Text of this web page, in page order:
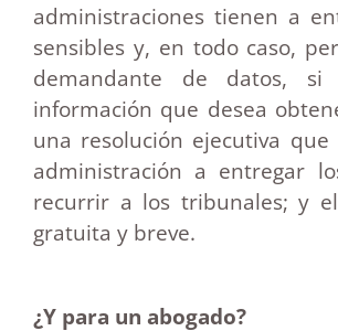
administraciones tienen a
sensibles y, en todo caso,
demandante de datos,
información que desea
una resolución ejecutiva que
administración a entregar
recurrir a los tribunales; y
gratuita y breve.
¿Y para un abogado?